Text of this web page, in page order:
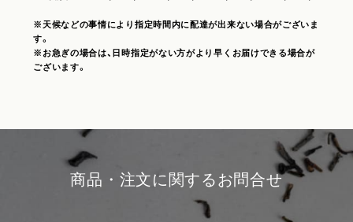
※天候などの事情により指定時間内に配達が出来ない場合がございま
す。
※お急ぎの場合は、日時指定がない方がより早くお届けできる場合が
ございます。
商品・注文に関するお問合せ